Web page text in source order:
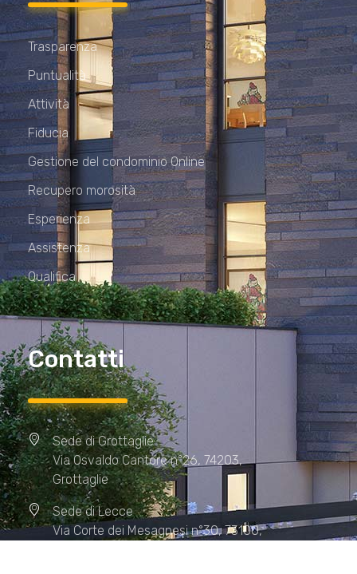
Trasparenza
Puntualità
Attività
Fiducia
Gestione del condominio Online
Recupero morosità
Esperienza
Assistenza
Qualifica
Contatti
Sede di Grottaglie
Via Osvaldo Cantore n°26, 74203,
Grottaglie
Sede di Lecce
Via Corte dei Mesagnesi n°30, 73100,